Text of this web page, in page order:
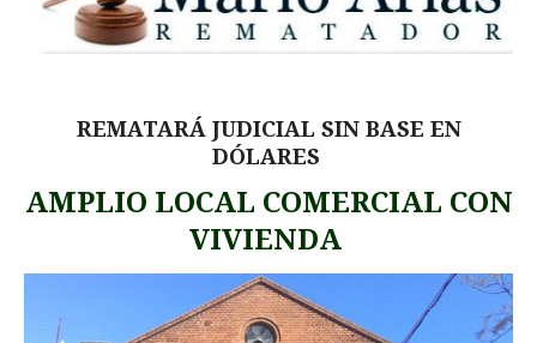
REMATARÁ JUDICIAL SIN BASE EN
DÓLARES
AMPLIO LOCAL COMERCIAL CON
VIVIENDA